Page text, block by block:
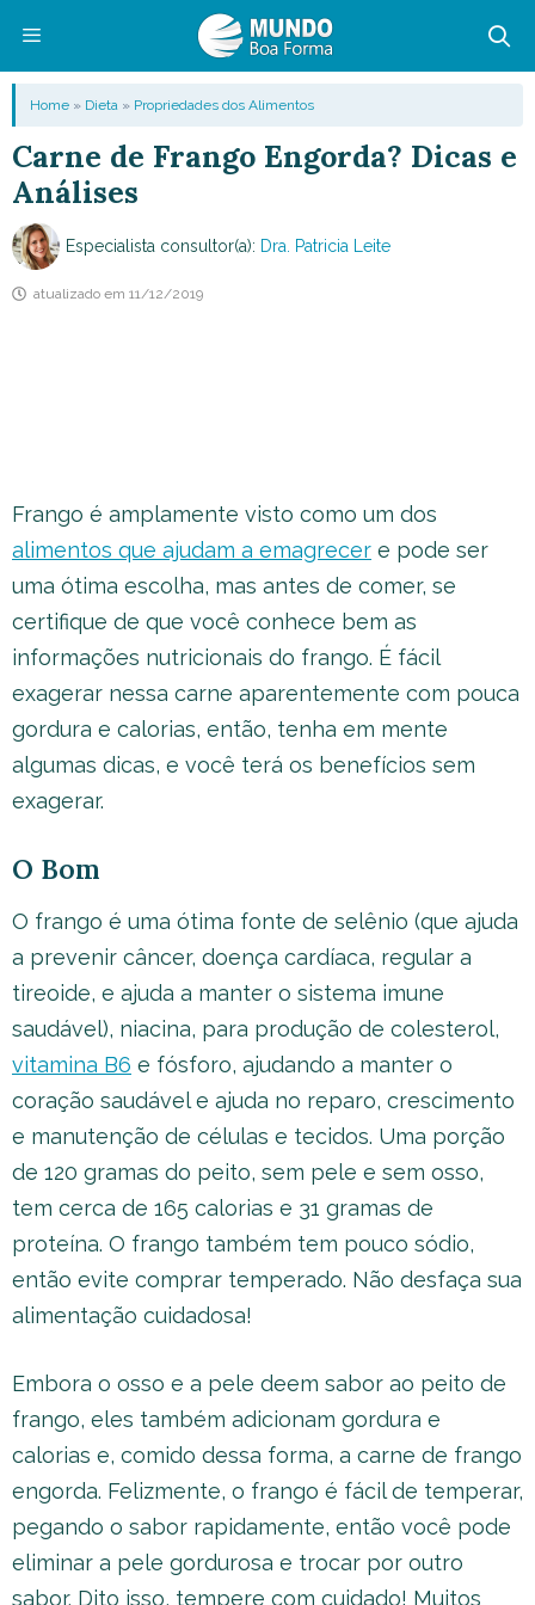
conteúdo
Menu
Home » Dieta » Propriedades dos Alimentos
Carne de Frango Engorda? Dicas e
Análises
Especialista consultor(a): Dra. Patricia Leite
atualizado em 11/12/2019
Frango é amplamente visto como um dos
alimentos que ajudam a emagrecer e pode ser
uma ótima escolha, mas antes de comer, se
certifique de que você conhece bem as
informações nutricionais do frango. É fácil
exagerar nessa carne aparentemente com pouca
gordura e calorias, então, tenha em mente
algumas dicas, e você terá os benefícios sem
exagerar.
O Bom
O frango é uma ótima fonte de selênio (que ajuda
a prevenir câncer, doença cardíaca, regular a
tireoide, e ajuda a manter o sistema imune
saudável), niacina, para produção de colesterol,
vitamina B6 e fósforo, ajudando a manter o
coração saudável e ajuda no reparo, crescimento
e manutenção de células e tecidos. Uma porção
de 120 gramas do peito, sem pele e sem osso,
tem cerca de 165 calorias e 31 gramas de
proteína. O frango também tem pouco sódio,
então evite comprar temperado. Não desfaça sua
alimentação cuidadosa!
Embora o osso e a pele deem sabor ao peito de
frango, eles também adicionam gordura e
calorias e, comido dessa forma, a carne de frango
engorda. Felizmente, o frango é fácil de temperar,
pegando o sabor rapidamente, então você pode
eliminar a pele gordurosa e trocar por outro
sabor. Dito isso, tempere com cuidado! Muitos